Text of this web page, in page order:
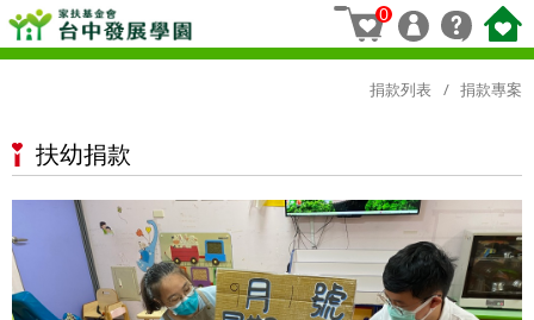
0
捐款列表 捐款專案
扶幼捐款